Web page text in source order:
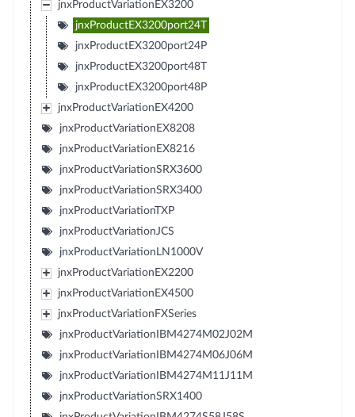
jnxProductVariationEX3200
jnxProductEX3200port24T
jnxProductEX3200port24P
jnxProductEX3200port48T
jnxProductEX3200port48P
jnxProductVariationEX4200
jnxProductVariationEX8208
jnxProductVariationEX8216
jnxProductVariationSRX3600
jnxProductVariationSRX3400
jnxProductVariationTXP
jnxProductVariationJCS
jnxProductVariationLN1000V
jnxProductVariationEX2200
jnxProductVariationEX4500
jnxProductVariationFXSeries
jnxProductVariationIBM4274M02J02M
jnxProductVariationIBM4274M06J06M
jnxProductVariationIBM4274M11J11M
jnxProductVariationSRX1400